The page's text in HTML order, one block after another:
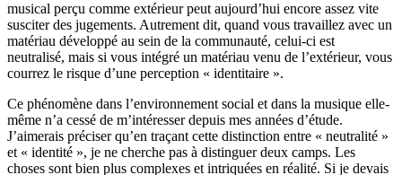
musical perçu comme extérieur peut aujourd’hui encore assez vite
susciter des jugements. Autrement dit, quand vous travaillez avec un
matériau développé au sein de la communauté, celui-ci est
neutralisé, mais si vous intégré un matériau venu de l’extérieur, vous
courrez le risque d’une perception « identitaire ».
Ce phénomène dans l’environnement social et dans la musique elle-
même n’a cessé de m’intéresser depuis mes années d’étude.
J’aimerais préciser qu’en traçant cette distinction entre « neutralité »
et « identité », je ne cherche pas à distinguer deux camps. Les
choses sont bien plus complexes et intriquées en réalité. Si je devais